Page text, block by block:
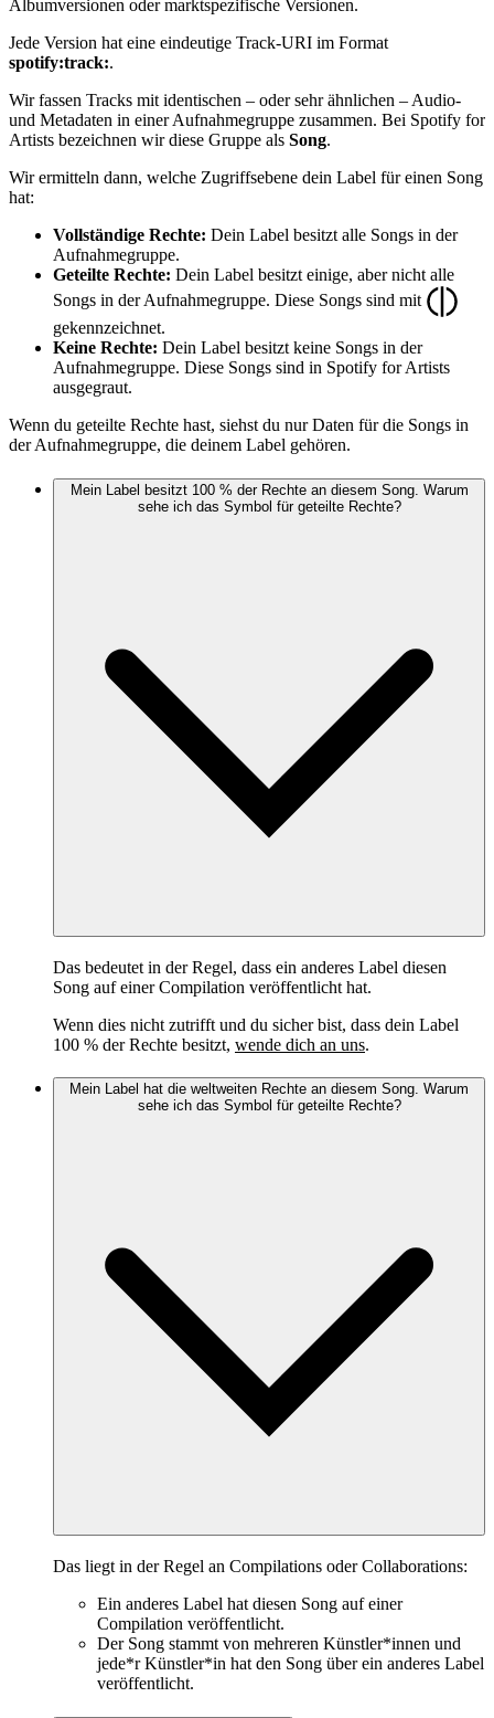
Albumversionen oder marktspezifische Versionen.
Jede Version hat eine eindeutige Track-URI im Format
spotify:track:.
Wir fassen Tracks mit identischen – oder sehr ähnlichen – Audio-
und Metadaten in einer Aufnahmegruppe zusammen. Bei Spotify for
Artists bezeichnen wir diese Gruppe als Song.
Wir ermitteln dann, welche Zugriffsebene dein Label für einen Song
hat:
Vollständige Rechte: Dein Label besitzt alle Songs in der
Aufnahmegruppe.
Geteilte Rechte: Dein Label besitzt einige, aber nicht alle
Songs in der Aufnahmegruppe. Diese Songs sind mit
gekennzeichnet.
Keine Rechte: Dein Label besitzt keine Songs in der
Aufnahmegruppe. Diese Songs sind in Spotify for Artists
ausgegraut.
Wenn du geteilte Rechte hast, siehst du nur Daten für die Songs in
der Aufnahmegruppe, die deinem Label gehören.
Mein Label besitzt 100 % der Rechte an diesem Song. Warum
sehe ich das Symbol für geteilte Rechte?
Das bedeutet in der Regel, dass ein anderes Label diesen
Song auf einer Compilation veröffentlicht hat.
Wenn dies nicht zutrifft und du sicher bist, dass dein Label
100 % der Rechte besitzt, wende dich an uns.
Mein Label hat die weltweiten Rechte an diesem Song. Warum
sehe ich das Symbol für geteilte Rechte?
Das liegt in der Regel an Compilations oder Collaborations:
Ein anderes Label hat diesen Song auf einer
Compilation veröffentlicht.
Der Song stammt von mehreren Künstler*innen und
jede*r Künstler*in hat den Song über ein anderes Label
veröffentlicht.